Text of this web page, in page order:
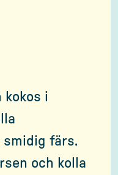
kokos i
färs.
och kolla